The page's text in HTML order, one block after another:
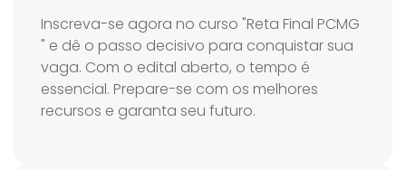
Inscreva-se agora no curso "Reta Final PCMG
" e dê o passo decisivo para conquistar sua
vaga. Com o edital aberto, o tempo é
essencial. Prepare-se com os melhores
recursos e garanta seu futuro.